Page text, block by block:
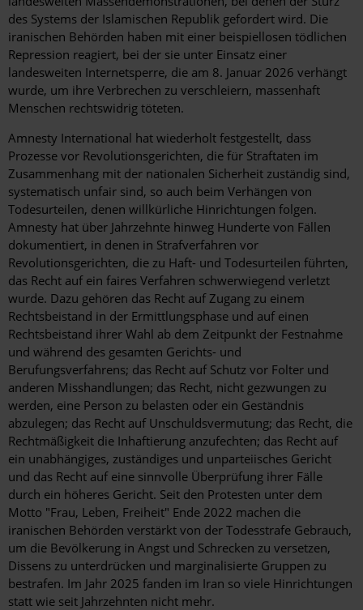
des Systems der Islamischen Republik gefordert wird. Die
iranischen Behörden haben mit einer beispiellosen tödlichen
Repression reagiert, bei der sie unter Einsatz einer
landesweiten Internetsperre, die am 8. Januar 2026 verhängt
wurde, um ihre Verbrechen zu verschleiern, massenhaft
Menschen rechtswidrig töteten.
Amnesty International hat wiederholt festgestellt, dass
Prozesse vor Revolutionsgerichten, die für Straftaten im
Zusammenhang mit der nationalen Sicherheit zuständig sind,
systematisch unfair sind, so auch beim Verhängen von
Todesurteilen, denen willkürliche Hinrichtungen folgen.
Amnesty hat über Jahrzehnte hinweg Hunderte von Fällen
dokumentiert, in denen in Strafverfahren vor
Revolutionsgerichten, die zu Haft- und Todesurteilen führten,
das Recht auf ein faires Verfahren schwerwiegend verletzt
wurde. Dazu gehören das Recht auf Zugang zu einem
Rechtsbeistand in der Ermittlungsphase und auf einen
Rechtsbeistand ihrer Wahl ab dem Zeitpunkt der Festnahme
und während des gesamten Gerichts- und
Berufungsverfahrens; das Recht auf Schutz vor Folter und
anderen Misshandlungen; das Recht, nicht gezwungen zu
werden, eine Person zu belasten oder ein Geständnis
abzulegen; das Recht auf Unschuldsvermutung; das Recht, die
Rechtmäßigkeit die Inhaftierung anzufechten; das Recht auf
ein unabhängiges, zuständiges und unparteiisches Gericht
und das Recht auf eine sinnvolle Überprüfung ihrer Fälle
durch ein höheres Gericht. Seit den Protesten unter dem
Motto "Frau, Leben, Freiheit" Ende 2022 machen die
iranischen Behörden verstärkt von der Todesstrafe Gebrauch,
um die Bevölkerung in Angst und Schrecken zu versetzen,
Dissens zu unterdrücken und marginalisierte Gruppen zu
bestrafen. Im Jahr 2025 fanden im Iran so viele Hinrichtungen
statt wie seit Jahrzehnten nicht mehr.